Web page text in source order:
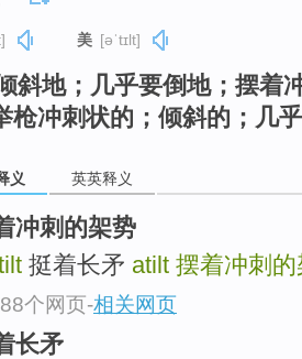
美 [əˈtɪlt]
斜地；几乎要倒地；摆着
枪冲刺状的；倾斜的；几
义 英英释义
冲刺的架势
挺着长矛 atilt 摆着冲刺
个网页-相关网页
长矛